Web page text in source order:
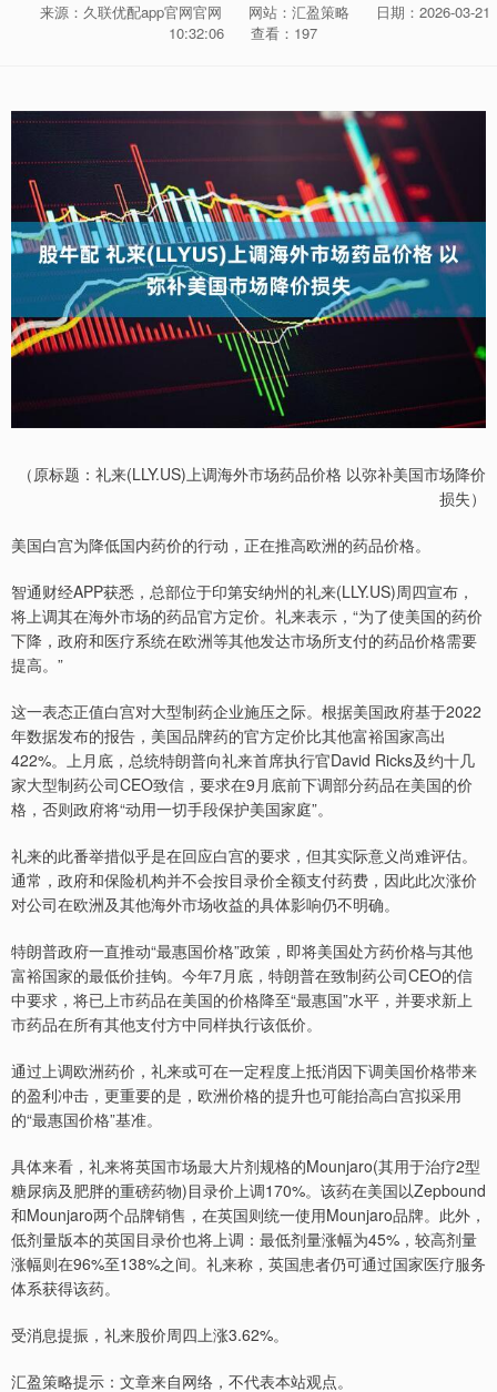
来源：久联优配app官网官网 网站：汇盈策略
日期：2026-03-21
10:32:06
查看：197
（原标题：礼来(LLY.US)上调海外市场药品价格 以弥补美国市场降价
损失）
美国白宫为降低国内药价的行动，正在推高欧洲的药品价格。
智通财经APP获悉，总部位于印第安纳州的礼来(LLY.US)周四宣布，
将上调其在海外市场的药品官方定价。礼来表示，“为了使美国的药价
下降，政府和医疗系统在欧洲等其他发达市场所支付的药品价格需要
提高。”
这一表态正值白宫对大型制药企业施压之际。根据美国政府基于2022
年数据发布的报告，美国品牌药的官方定价比其他富裕国家高出
422%。上月底，总统特朗普向礼来首席执行官David Ricks及约十几
家大型制药公司CEO致信，要求在9月底前下调部分药品在美国的价
格，否则政府将“动用一切手段保护美国家庭”。
礼来的此番举措似乎是在回应白宫的要求，但其实际意义尚难评估。
通常，政府和保险机构并不会按目录价全额支付药费，因此此次涨价
对公司在欧洲及其他海外市场收益的具体影响仍不明确。
特朗普政府一直推动“最惠国价格”政策，即将美国处方药价格与其他
富裕国家的最低价挂钩。今年7月底，特朗普在致制药公司CEO的信
中要求，将已上市药品在美国的价格降至“最惠国”水平，并要求新上
市药品在所有其他支付方中同样执行该低价。
通过上调欧洲药价，礼来或可在一定程度上抵消因下调美国价格带来
的盈利冲击，更重要的是，欧洲价格的提升也可能抬高白宫拟采用
的“最惠国价格”基准。
具体来看，礼来将英国市场最大片剂规格的Mounjaro(其用于治疗2型
糖尿病及肥胖的重磅药物)目录价上调170%。该药在美国以Zepbound
和Mounjaro两个品牌销售，在英国则统一使用Mounjaro品牌。此外，
低剂量版本的英国目录价也将上调：最低剂量涨幅为45%，较高剂量
涨幅则在96%至138%之间。礼来称，英国患者仍可通过国家医疗服务
体系获得该药。
受消息提振，礼来股价周四上涨3.62%。
汇盈策略提示：文章来自网络，不代表本站观点。